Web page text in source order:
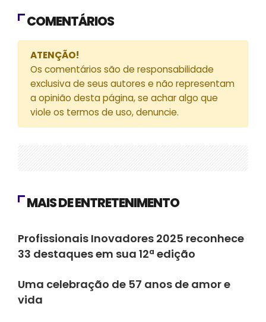
COMENTÁRIOS
ATENÇÃO!
Os comentários são de responsabilidade
exclusiva de seus autores e não representam
a opinião desta página, se achar algo que
viole os termos de uso, denuncie.
MAIS DE ENTRETENIMENTO
Especial
Profissionais Inovadores 2025 reconhece
33 destaques em sua 12ª edição
Comemoração
Uma celebração de 57 anos de amor e
vidaEvento social